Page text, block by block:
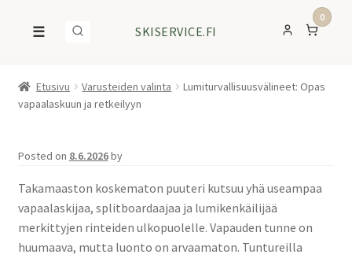
☰ SKISERVICE.FI
0
Etusivu Varusteiden valinta
Lumiturvallisuusvälineet: Opas
vapaalaskuun ja retkeilyyn
Posted on 8.6.2026by
Takamaaston koskematon puuteri kutsuu yhä useampaa
vapaalaskijaa, splitboardaajaa ja lumikenkäilijää
merkittyjen rinteiden ulkopuolelle. Vapauden tunne on
huumaava, mutta luonto on arvaamaton. Tuntureilla